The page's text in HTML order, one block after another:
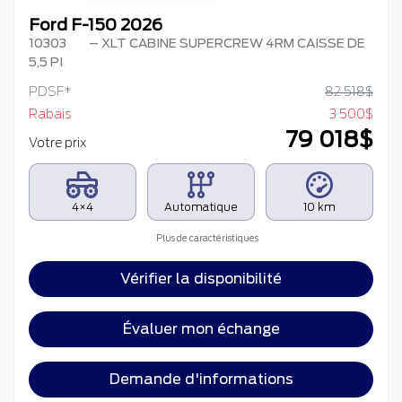
Ford F-150 2026
10303
– XLT CABINE SUPERCREW 4RM CAISSE DE
5,5 PI
PDSF* 82 518$
Rabais
3 500$
Votre prix
79 018$
4×4 Automatique 10 km
Plus de caractéristiques
Vérifier la disponibilité
Évaluer mon échange
Demande d'informations